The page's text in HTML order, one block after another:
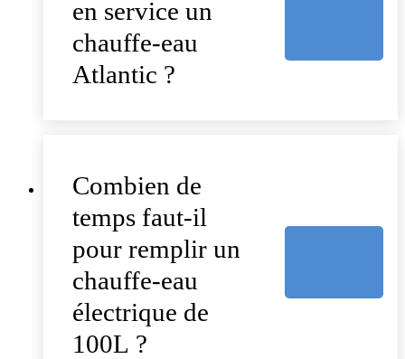
en service un
chauffe-eau
Atlantic ?
Combien de
temps faut-il
pour remplir un
chauffe-eau
électrique de
100L ?